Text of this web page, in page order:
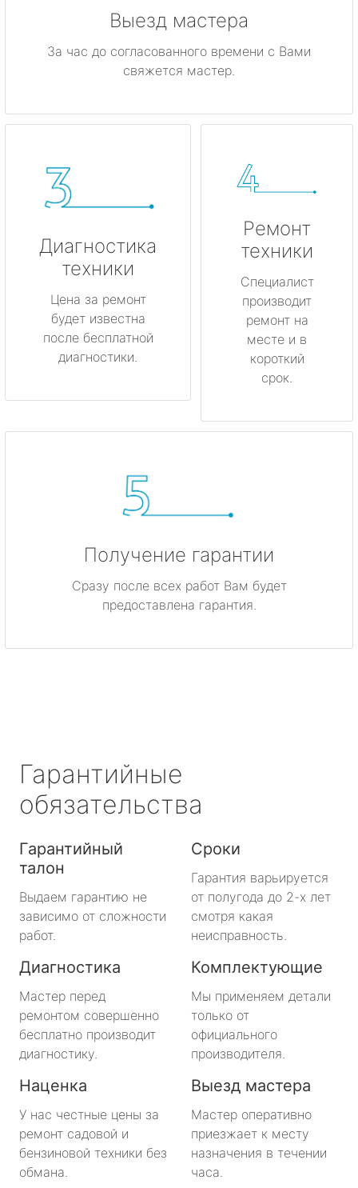
Выезд мастера
За час до согласованного времени с Вами
свяжется мастер.
Диагностика
техники
Цена за ремонт
будет известна
после бесплатной
диагностики.
Ремонт
техники
Специалист
производит
ремонт на
месте и в
короткий
срок.
Получение гарантии
Сразу после всех работ Вам будет
предоставлена гарантия.
Гарантийные
обязательства
Гарантийный
талон
Выдаем гарантию не
зависимо от сложности
работ.
Сроки
Гарантия варьируется
от полугода до 2-х лет
смотря какая
неисправность.
Диагностика
Мастер перед
ремонтом совершенно
бесплатно производит
диагностику.
Комплектующие
Мы применяем детали
только от
официального
производителя.
Наценка
У нас честные цены за
ремонт садовой и
бензиновой техники без
обмана.
Выезд мастера
Мастер оперативно
приезжает к месту
назначения в течении
часа.